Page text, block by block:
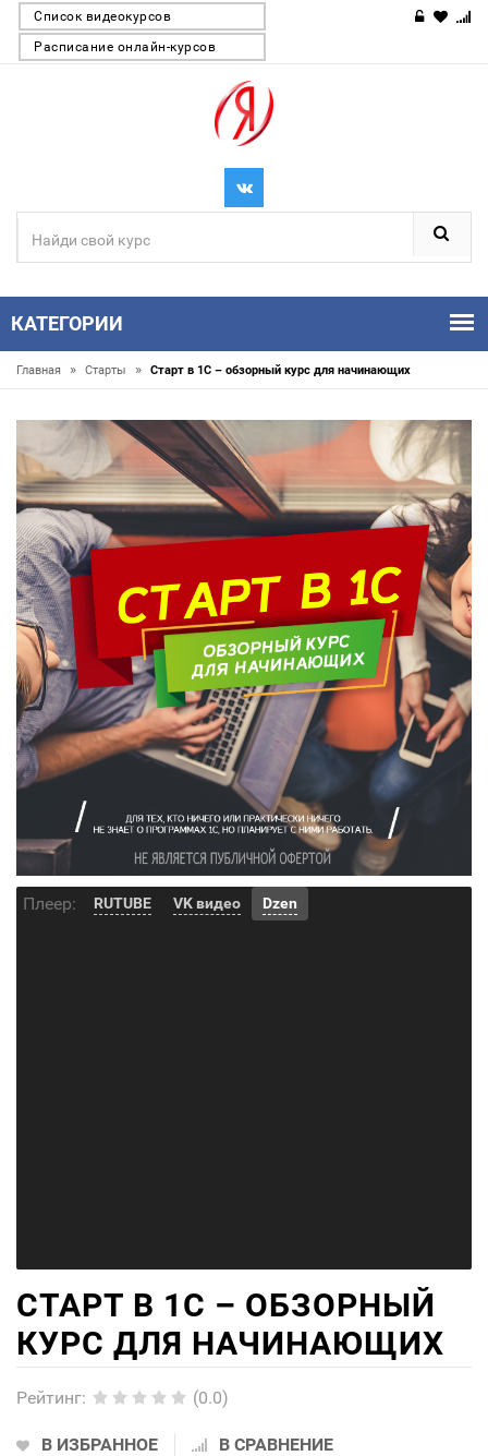
Список видеокурсов
Расписание онлайн-курсов
КАТЕГОРИИ
Главная » Старты » Старт в 1С – обзорный курс для начинающих
Плеер: RUTUBE VK видео Dzen
СТАРТ В 1С – ОБЗОРНЫЙ
КУРС ДЛЯ НАЧИНАЮЩИХ
Рейтинг: (0.0)
В ИЗБРАННОЕ В СРАВНЕНИЕ